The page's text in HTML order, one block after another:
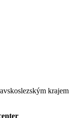
krajem